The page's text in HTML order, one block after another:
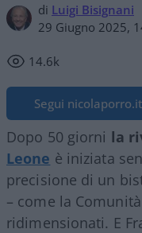
di Luigi Bisignani
29 Giugno 2025,
14.6k
Segui
Dopo 50 giorni la
Leone è iniziata
precisione di un
– come la
ridimensionati. E